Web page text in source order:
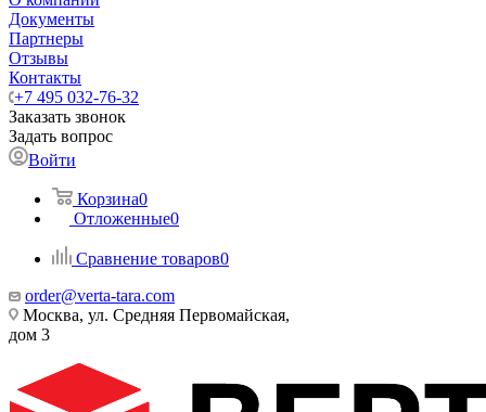
Документы
Партнеры
Отзывы
Контакты
+7 495 032-76-32
Заказать звонок
Задать вопрос
Войти
Корзина0
Отложенные0
Сравнение товаров0
order@verta-tara.com
Москва, ул. Средняя Первомайская,
дом 3